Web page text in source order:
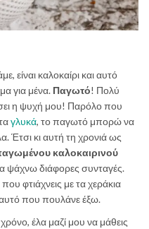
είναι καλοκαίρι και αυτό
για μένα. Παγωτό! Πολύ
η ψυχή μου! Παρόλο που
γλυκά, το παγωτό μπορώ να
Έτσι κι αυτή τη χρονιά ως
καλοκαιρινού
ψάχνω διάφορες συνταγές.
φτιάχνεις με τα χεράκια
που πουλάνε έξω.
έλα μαζί μου να μάθεις